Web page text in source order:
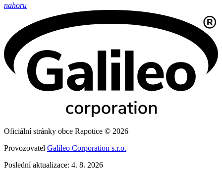
nahoru
Oficiální stránky obce Rapotice © 2026
Provozovatel Galileo Corporation s.r.o.
Poslední aktualizace: 4. 8. 2026